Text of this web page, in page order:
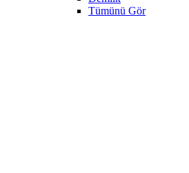
Tümünü Gör